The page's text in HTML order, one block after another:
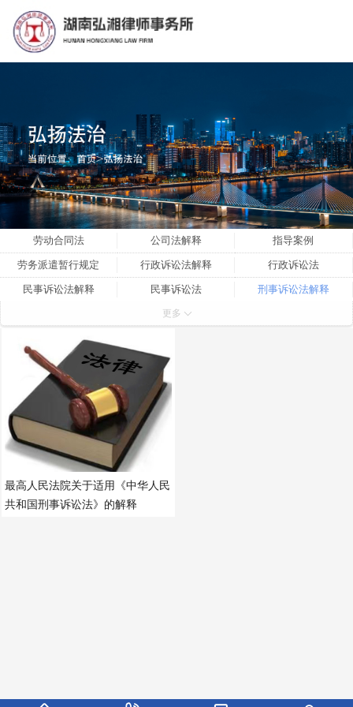
劳动合同法 公司法解释 指导案例
劳务派遣暂行规定 行政诉讼法解释 行政诉讼法
民事诉讼法解释 民事诉讼法 刑事诉讼法解释
刑法
劳动争议解释三
劳动法
更多
最高人民法院关于适用《中华人民
共和国刑事诉讼法》的解释